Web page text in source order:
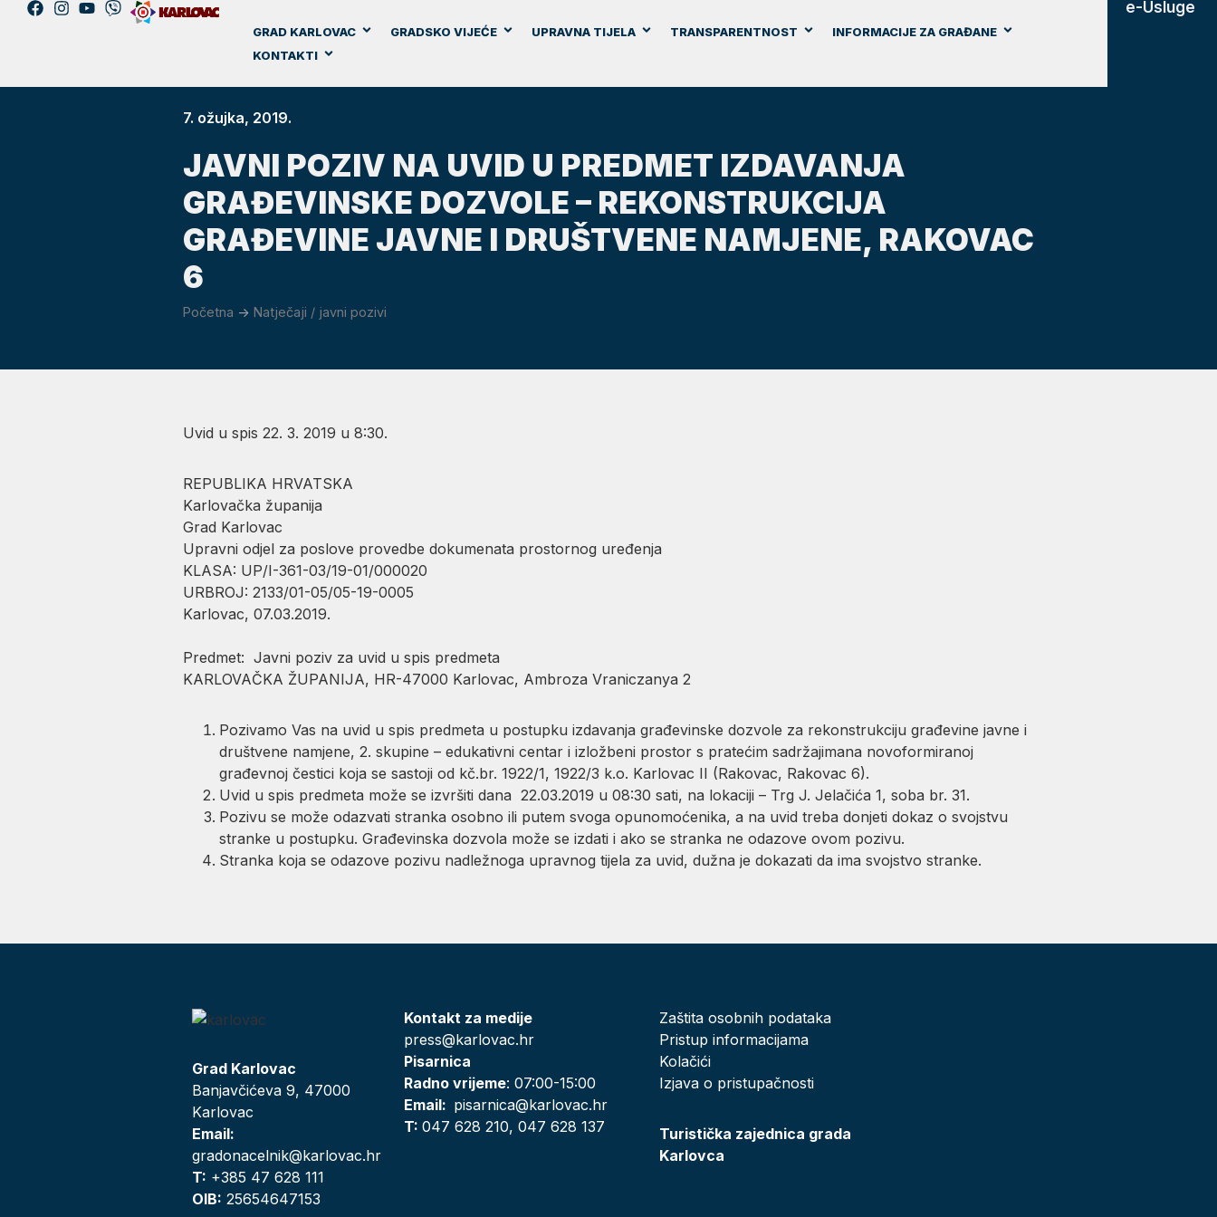
GRAD KARLOVAC GRADSKO VIJEĆE UPRAVNA TIJELA TRANSPARENTNOST
INFORMACIJE ZA GRAĐANE
KONTAKTI
e-Usluge
7. ožujka, 2019.
JAVNI POZIV NA UVID U PREDMET IZDAVANJA
GRAĐEVINSKE DOZVOLE – REKONSTRUKCIJA
GRAĐEVINE JAVNE I DRUŠTVENE NAMJENE, RAKOVAC
6
Početna -> Natječaji / javni pozivi
Uvid u spis 22. 3. 2019 u 8:30.
REPUBLIKA HRVATSKA
Karlovačka županija
Grad Karlovac
Upravni odjel za poslove provedbe dokumenata prostornog uređenja
KLASA: UP/I-361-03/19-01/000020
URBROJ: 2133/01-05/05-19-0005
Karlovac, 07.03.2019.
Predmet: Javni poziv za uvid u spis predmeta
KARLOVAČKA ŽUPANIJA, HR-47000 Karlovac, Ambroza Vraniczanya 2
Pozivamo Vas na uvid u spis predmeta u postupku izdavanja građevinske dozvole za rekonstrukciju građevine javne i
društvene namjene, 2. skupine – edukativni centar i izložbeni prostor s pratećim sadržajimana novoformiranoj
građevnoj čestici koja se sastoji od kč.br. 1922/1, 1922/3 k.o. Karlovac II (Rakovac, Rakovac 6).
Uvid u spis predmeta može se izvršiti dana 22.03.2019 u 08:30 sati, na lokaciji – Trg J. Jelačića 1, soba br. 31.
Pozivu se može odazvati stranka osobno ili putem svoga opunomoćenika, a na uvid treba donjeti dokaz o svojstvu
stranke u postupku. Građevinska dozvola može se izdati i ako se stranka ne odazove ovom pozivu.
Stranka koja se odazove pozivu nadležnoga upravnog tijela za uvid, dužna je dokazati da ima svojstvo stranke.
Grad Karlovac
Banjavčićeva 9, 47000
Karlovac
Email:
gradonacelnik@karlovac.hr
T: +385 47 628 111
OIB: 25654647153
Kontakt za medije
press@karlovac.hr
Pisarnica
Radno vrijeme: 07:00-15:00
Email: pisarnica@karlovac.hr
T:047 628 210, 047 628 137
Zaštita osobnih podataka
Pristup informacijama
Kolačići
Izjava o pristupačnosti
Turistička zajednica grada
Karlovca